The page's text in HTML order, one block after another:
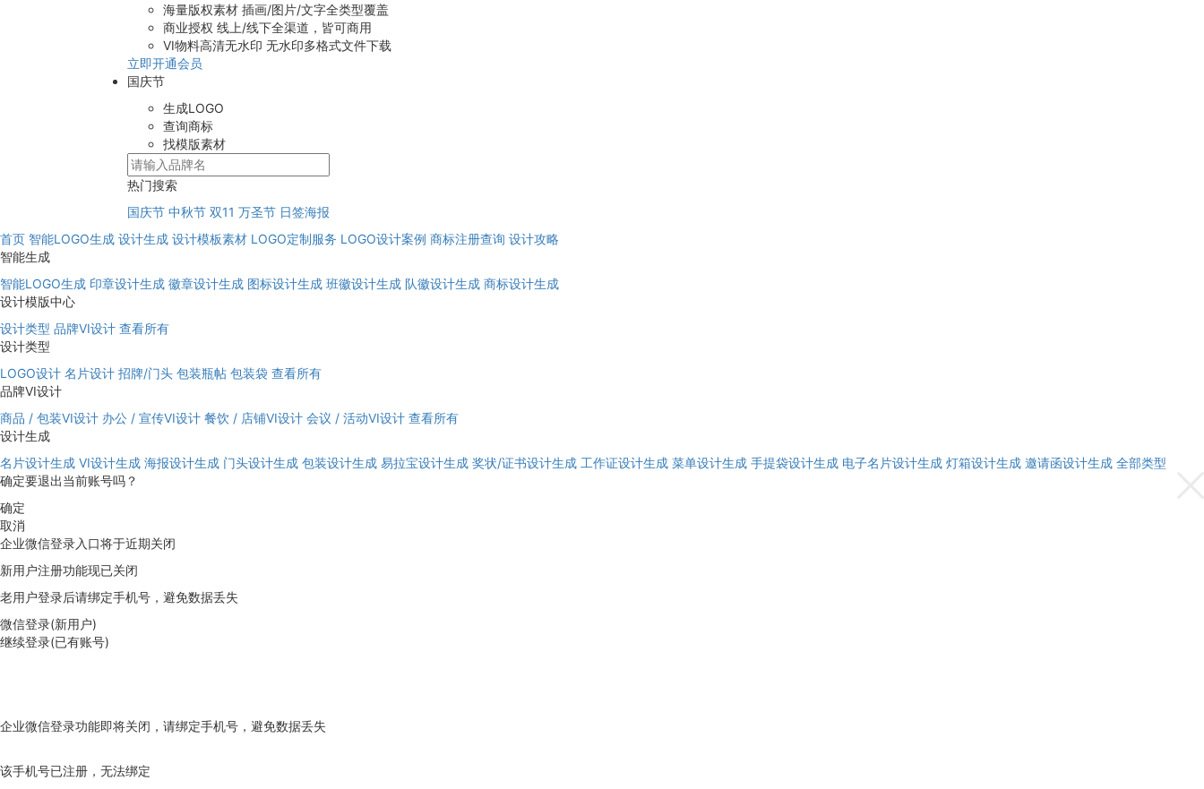
海量版权素材 插画/图片/文字全类型覆盖
商业授权 线上/线下全渠道，皆可商用
VI物料高清无水印 无水印多格式文件下载
立即开通会员
国庆节
生成LOGO
查询商标
找模版素材
热门搜索
国庆节 中秋节 双11 万圣节 日签海报
首页 智能LOGO生成 设计生成 设计模板素材 LOGO定制服务 LOGO设计案例 商标注册查询 设计攻略
智能生成
智能LOGO生成 印章设计生成 徽章设计生成 图标设计生成 班徽设计生成 队徽设计生成 商标设计生成
设计模版中心
设计类型 品牌VI设计 查看所有
设计类型
LOGO设计 名片设计 招牌/门头 包装瓶帖 包装袋 查看所有
品牌VI设计
商品 / 包装VI设计 办公 / 宣传VI设计 餐饮 / 店铺VI设计 会议 / 活动VI设计 查看所有
设计生成
名片设计生成 VI设计生成 海报设计生成 门头设计生成 包装设计生成 易拉宝设计生成 奖状/证书设计生成 工作证设计生成 菜单设计生成 手提袋设计生成 电子名片设计生成 灯箱设计生成 邀请函设计生成 全部类型
确定要退出当前账号吗？
确定
取消
企业微信登录入口将于近期关闭
新用户注册功能现已关闭
老用户登录后请绑定手机号，避免数据丢失
微信登录(新用户)
继续登录(已有账号)
企业微信登录功能即将关闭，请绑定手机号，避免数据丢失
该手机号已注册，无法绑定